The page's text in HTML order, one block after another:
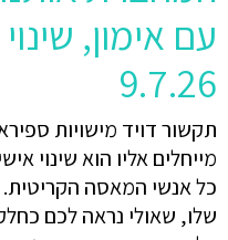
עם אימון,
9.7.26
תקשור דויד מישויות
מייחלים אליו הוא שינוי
כל אנשי המאסה
שלו, שאולי נראה לכם